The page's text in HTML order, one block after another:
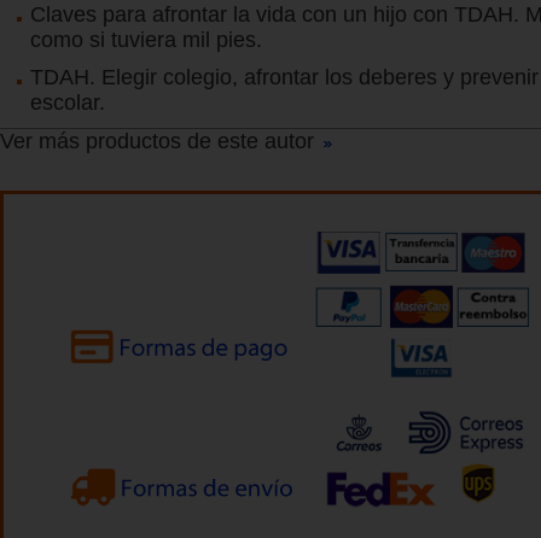
Claves para afrontar la vida con un hijo con TDAH.
como si tuviera mil pies.
TDAH. Elegir colegio, afrontar los deberes y
escolar.
Ver más productos de este autor